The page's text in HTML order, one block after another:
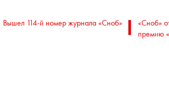
Вышел 114-й номер журнала «Сноб»
«Сноб»
премию